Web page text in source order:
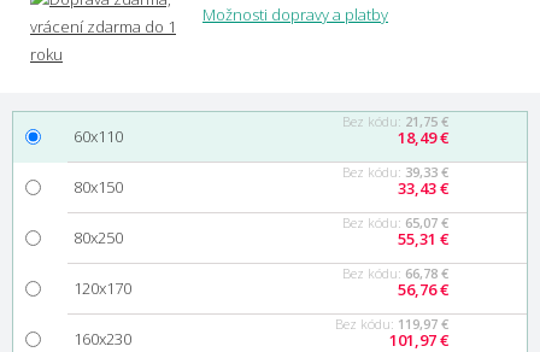
Možnosti dopravy a platby
60x110
Bez kódu: 21,75 €
18,49 €
80x150
Bez kódu: 39,33 €
33,43 €
80x250
Bez kódu: 65,07 €
55,31 €
120x170
Bez kódu: 66,78 €
56,76 €
160x230
Bez kódu: 119,97 €
101,97 €